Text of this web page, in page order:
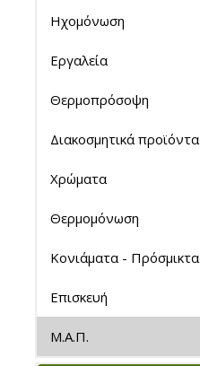
Ηχομόνωση
Εργαλεία
Θερμοπρόσοψη
Διακοσμητικά προϊόντα
Χρώματα
Θερμομόνωση
Κονιάματα - Πρόσμικτα
Επισκευή
Μ.Α.Π.